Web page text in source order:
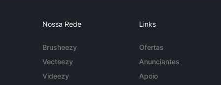
Nossa Rede
Brusheezy
Vecteezy
Videezy
Links
Ofertas
Anunciantes
Apoio